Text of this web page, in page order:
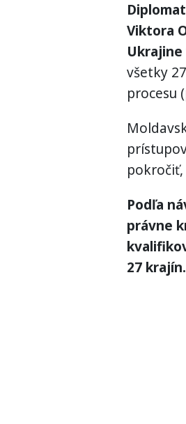
Viktora
všetky
procesu
Podľa
právne
27 krajín.